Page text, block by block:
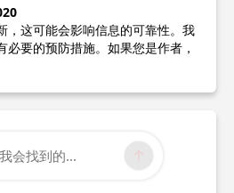
，这可能会影响信息的可靠性。我
要的预防措施。如果您是作者，
会找到的...